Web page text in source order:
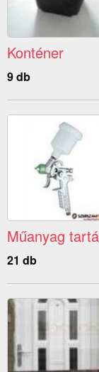
Konténer
9 db
Műanyag
21 db